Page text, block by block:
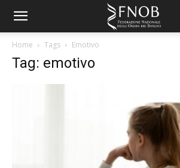
Home Tags Emotivo
Tag: emotivo